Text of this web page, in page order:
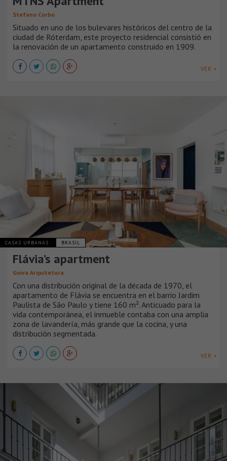
Stefano Corbo
Situado en uno de los bulevares históricos del centro de la
ciudad de Róterdam, este proyecto residencial consistió en
la renovación de un apartamento construido en 1909.
VER +
CASAS URBANAS BRASIL
Flávia’s apartment
Goiva Arquitetura
Con una distribución original de la década de 1970, el
apartamento de Flávia se encuentra en el barrio Jardim
Paulista de São Paulo y tiene 160 m². Anticuado para la
vida contemporánea, el inmueble contaba con una amplia
zona de lavandería, más grande que la cocina, y una
distribución segmentada.
VER +